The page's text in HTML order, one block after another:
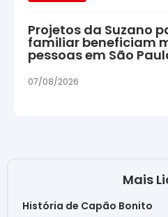
Projetos da Suzano
familiar beneficiam
pessoas em São
07/08/2026
Mais
História de Capão Bonito